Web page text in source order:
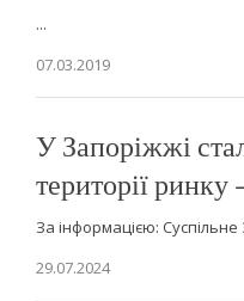
...
07.03.2019
У Запоріжжі
території
За інформацією:
29.07.2024